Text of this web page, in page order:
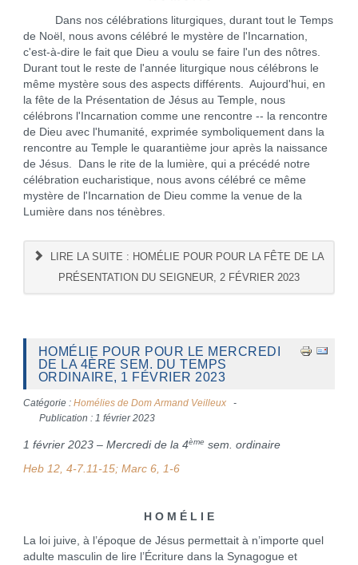
Dans nos célébrations liturgiques, durant tout le Temps
de Noël, nous avons célébré le mystère de l'Incarnation,
c'est-à-dire le fait que Dieu a voulu se faire l'un des nôtres.
Durant tout le reste de l'année liturgique nous célébrons le
même mystère sous des aspects différents. Aujourd'hui, en
la fête de la Présentation de Jésus au Temple, nous
célébrons l'Incarnation comme une rencontre -- la rencontre
de Dieu avec l'humanité, exprimée symboliquement dans la
rencontre au Temple le quarantième jour après la naissance
de Jésus. Dans le rite de la lumière, qui a précédé notre
célébration eucharistique, nous avons célébré ce même
mystère de l'Incarnation de Dieu comme la venue de la
Lumière dans nos ténèbres.
LIRE LA SUITE : HOMÉLIE POUR POUR LA FÊTE DE LA
PRÉSENTATION DU SEIGNEUR, 2 FÉVRIER 2023
HOMÉLIE POUR POUR LE MERCREDI
DE LA 4ÈRE SEM. DU TEMPS
ORDINAIRE, 1 FÉVRIER 2023
Catégorie : Homélies de Dom Armand Veilleux
Publication : 1 février 2023
1 février 2023 – Mercredi de la 4ème sem. ordinaire
Heb 12, 4-7.11-15; Marc 6, 1-6
H O M É L I E
La loi juive, à l’époque de Jésus permettait à n’importe quel
adulte masculin de lire l’Écriture dans la Synagogue et